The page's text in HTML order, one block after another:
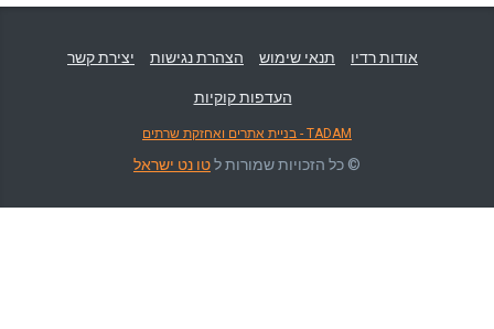
אודות רדיו תנאי שימוש הצהרת נגישות יצירת קשר
העדפות קוקיות
TADAM - בניית אתרים ואחזקת שרתים
© כל הזכויות שמורות לטו נט ישראל